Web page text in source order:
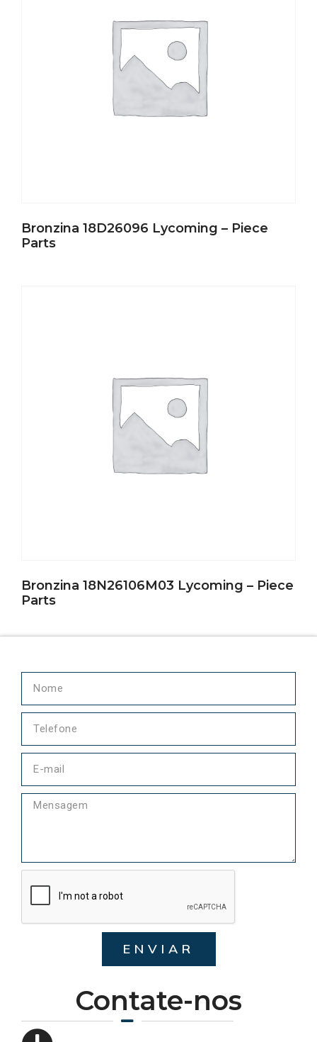
Bronzina 18D26096 Lycoming – Piece
Parts
Bronzina 18N26106M03 Lycoming – Piece
Parts
Contate-nos
ENVIAR